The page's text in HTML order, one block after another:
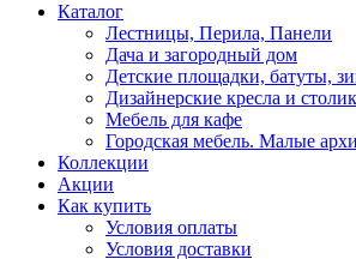
Каталог
Лестницы, Перила, Панели
Дача и загородный дом
Детские площадки, батуты,
Дизайнерские кресла и
Мебель для кафе
Городская мебель. Малые
Коллекции
Акции
Как купить
Условия оплаты
Условия доставки